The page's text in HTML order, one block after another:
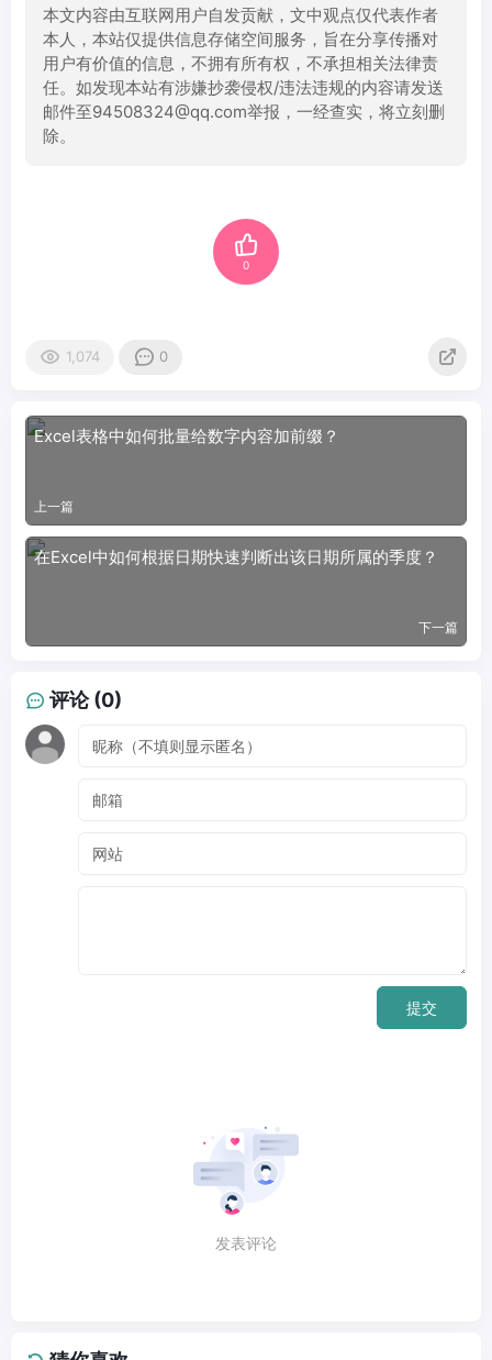
本文内容由互联网用户自发贡献，文中观点仅代表作者
本人，本站仅提供信息存储空间服务，旨在分享传播对
用户有价值的信息，不拥有所有权，不承担相关法律责
任。如发现本站有涉嫌抄袭侵权/违法违规的内容请发送
邮件至94508324@qq.com举报，一经查实，将立刻删
除。
0
1,074 0
Excel表格中如何批量给数字内容加前缀？
上一篇
在Excel中如何根据日期快速判断出该日期所属的季度？
下一篇
评论 (0)
提交
发表评论